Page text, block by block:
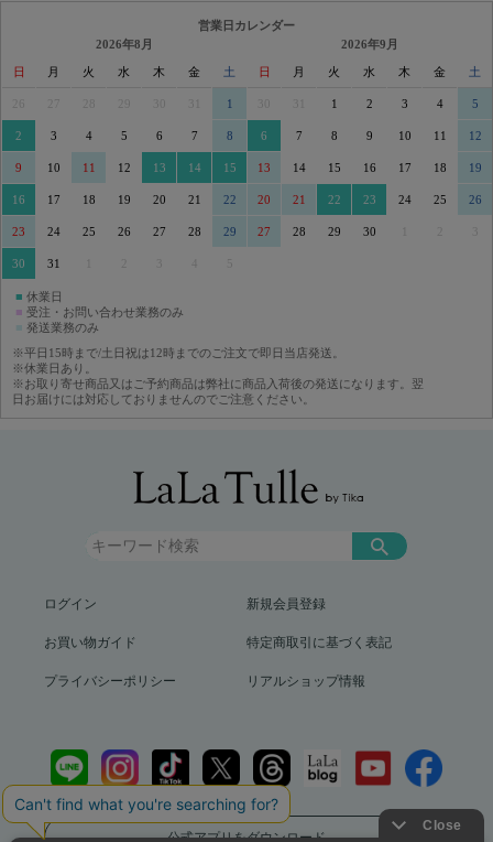
営業日カレンダー
2026年8月
日 月 火 水 木 金 土
1
2 3 4 5 6 7 8
9 10 11 12 13 14 15
16 17 18 19 20 21 22
23 24 25 26 27 28 29
30 31 5
2026年9月
日 月 火 水 木 金 土
1 2 3 4 5
6 7 8 9 10 11 12
13 14 15 16 17 18 19
20 21 22 23 24 25 26
27 28 29 30
■ 休業日
■ 受注・お問い合わせ業務のみ
■ 発送業務のみ
※平日15時まで/土日祝は12時までのご注文で即日当店発送。
※休業日あり。
※お取り寄せ商品又はご予約商品は弊社に商品入荷後の発送になります。翌
日お届けには対応しておりませんのでご注意ください。
ログイン 新規会員登録
お買い物ガイド 特定商取引に基づく表記
プライバシーポリシー リアルショップ情報
公式アプリをダウンロード